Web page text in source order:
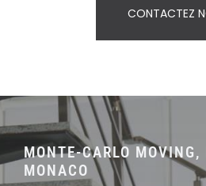
CONTACTEZ
MONTE-CARLO MOVING,
MONACO